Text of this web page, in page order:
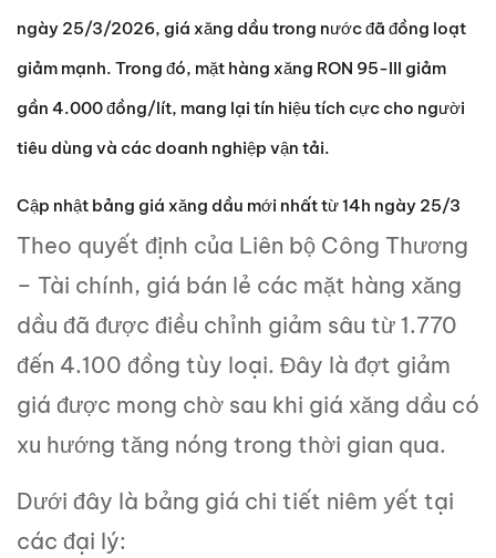
ngày 25/3/2026, giá xăng dầu trong nước đã đồng loạt
giảm mạnh. Trong đó, mặt hàng xăng RON 95-III giảm
gần 4.000 đồng/lít, mang lại tín hiệu tích cực cho người
tiêu dùng và các doanh nghiệp vận tải.
Cập nhật bảng giá xăng dầu mới nhất từ 14h ngày 25/3
Theo quyết định của Liên bộ Công Thương
– Tài chính, giá bán lẻ các mặt hàng xăng
dầu đã được điều chỉnh giảm sâu từ 1.770
đến 4.100 đồng tùy loại. Đây là đợt giảm
giá được mong chờ sau khi giá xăng dầu có
xu hướng tăng nóng trong thời gian qua.
Dưới đây là bảng giá chi tiết niêm yết tại
các đại lý: